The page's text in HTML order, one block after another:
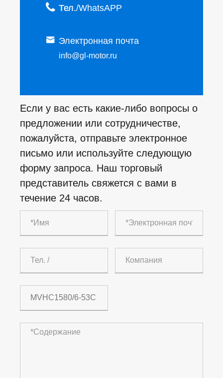
 Тел.
 Электронная почта
info@gl-motor.ru
Если у вас есть какие-либо вопросы о
предложении или сотрудничестве,
пожалуйста, отправьте электронное
письмо или используйте следующую
форму запроса. Наш торговый
представитель свяжется с вами в
течение 24 часов.